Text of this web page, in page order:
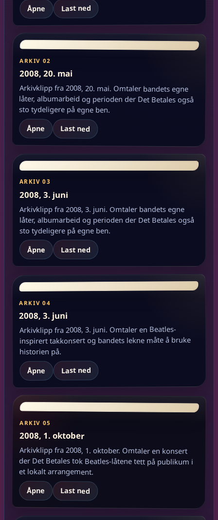
Åpne Last ned
ARKIV 02
2008, 20. mai
Arkivklipp fra 2008, 20. mai. Omtaler bandets egne
låter, albumarbeid og perioden der Det Betales også
sto tydeligere på egne ben.
Åpne Last ned
ARKIV 03
2008, 3. juni
Arkivklipp fra 2008, 3. juni. Omtaler bandets egne
låter, albumarbeid og perioden der Det Betales også
sto tydeligere på egne ben.
Åpne Last ned
ARKIV 04
2008, 3. juni
Arkivklipp fra 2008, 3. juni. Omtaler en Beatles-
inspirert takkonsert og bandets lekne måte å bruke
historien på.
Åpne Last ned
ARKIV 05
2008, 1. oktober
Arkivklipp fra 2008, 1. oktober. Omtaler en konsert
der Det Betales tok Beatles-låtene tett på publikum i
et lokalt arrangement.
Åpne Last ned